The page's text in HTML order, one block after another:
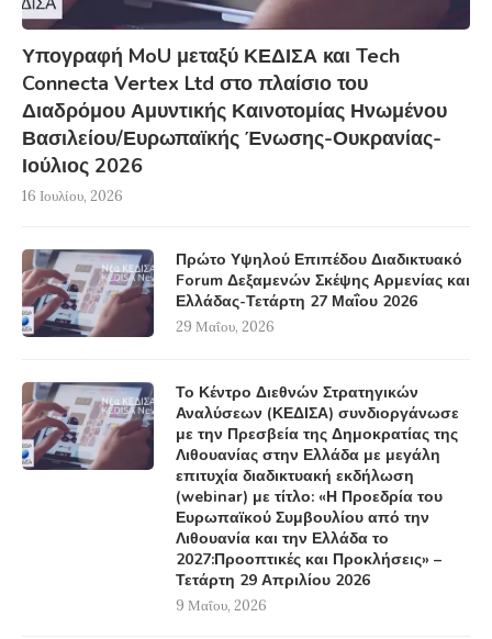
Υπογραφή MoU μεταξύ ΚΕΔΙΣΑ και Tech
Connecta Vertex Ltd στο πλαίσιο του
Διαδρόμου Αμυντικής Καινοτομίας Ηνωμένου
Βασιλείου/Ευρωπαϊκής Ένωσης-Ουκρανίας-
Ιούλιος 2026
16 Ιουλίου, 2026
Πρώτο Υψηλού Επιπέδου Διαδικτυακό
Forum Δεξαμενών Σκέψης Αρμενίας και
Ελλάδας-Τετάρτη 27 Μαΐου 2026
29 Μαΐου, 2026
Το Κέντρο Διεθνών Στρατηγικών
Αναλύσεων (ΚΕΔΙΣΑ) συνδιοργάνωσε
με την Πρεσβεία της Δημοκρατίας της
Λιθουανίας στην Ελλάδα με μεγάλη
επιτυχία διαδικτυακή εκδήλωση
(webinar) με τίτλο: «Η Προεδρία του
Ευρωπαϊκού Συμβουλίου από την
Λιθουανία και την Ελλάδα το
2027:Προοπτικές και Προκλήσεις» –
Τετάρτη 29 Απριλίου 2026
9 Μαΐου, 2026